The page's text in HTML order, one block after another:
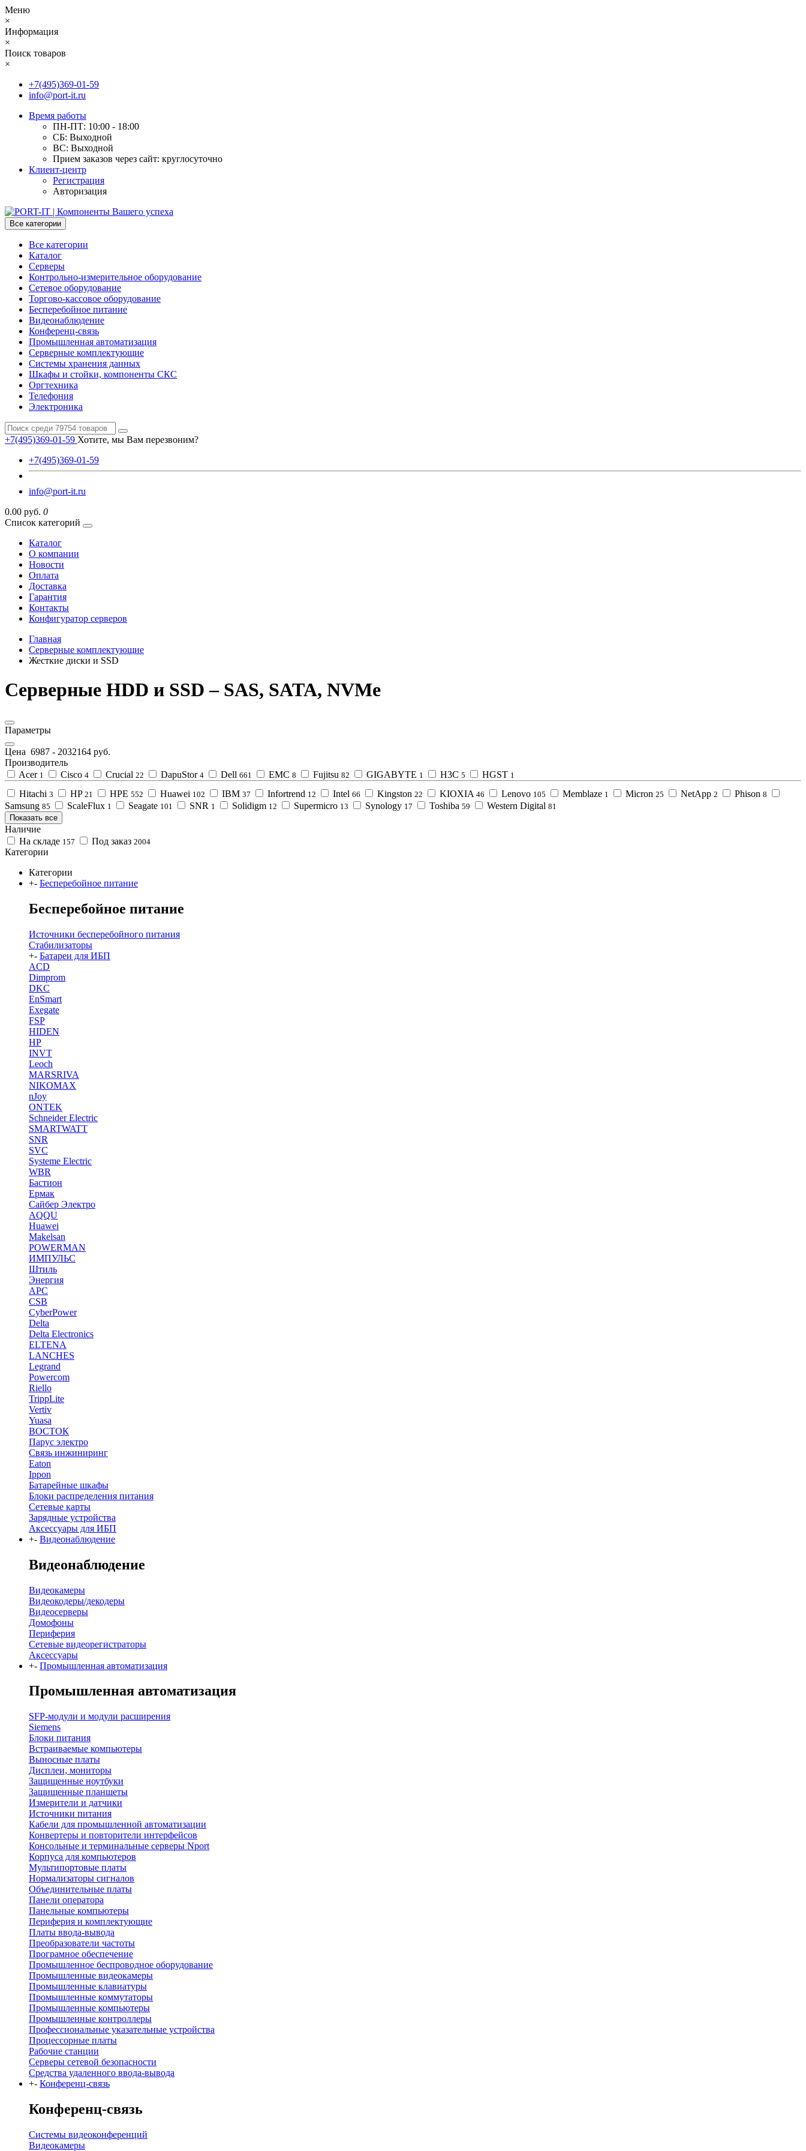
Меню
×
Информация
×
Поиск товаров
×
+7(495)369-01-59
info@port-it.ru
Время работы
ПН-ПТ: 10:00 - 18:00
СБ: Выходной
ВС: Выходной
Прием заказов через сайт: круглосуточно
Клиент-центр
Регистрация
Авторизация
Все категории
Все категории
Каталог
Серверы
Контрольно-измерительное оборудование
Сетевое оборудование
Торгово-кассовое оборудование
Бесперебойное питание
Видеонаблюдение
Конференц-связь
Промышленная автоматизация
Серверные комплектующие
Системы хранения данных
Шкафы и стойки, компоненты СКС
Оргтехника
Телефония
Электроника
+7(495)369-01-59 Хотите, мы Вам перезвоним?
+7(495)369-01-59
info@port-it.ru
0.00 руб. 0
Список категорий
Каталог
О компании
Новости
Оплата
Доставка
Гарантия
Контакты
Конфигуратор серверов
Главная
Серверные комплектующие
Жесткие диски и SSD
Серверные HDD и SSD – SAS, SATA, NVMe
Параметры
Цена 6987 - 2032164 руб.
Производитель
Acer 1 Cisco 4 Crucial 22 DapuStor 4 Dell 661 EMC 8 Fujitsu 82 GIGABYTE 1 H3C 5 HGST 1
Hitachi 3 HP 21 HPE 552 Huawei 102 IBM 37 Infortrend 12 Intel 66 Kingston 22 KIOXIA 46 Lenovo 105 Memblaze 1 Micron 25 NetApp 2 Phison 8
Samsung 85 ScaleFlux 1 Seagate 101 SNR 1 Solidigm 12 Supermicro 13 Synology 17 Toshiba 59 Western Digital 81
Показать все
Наличие
На складе 157 Под заказ 2004
Категории
Категории
+- Бесперебойное питание
Бесперебойное питание
Источники бесперебойного питания
Стабилизаторы
+- Батареи для ИБП
ACD
Dimprom
DKC
EnSmart
Exegate
FSP
HIDEN
HP
INVT
Leoch
MARSRIVA
NIKOMAX
nJoy
ONTEK
Schneider Electric
SMARTWATT
SNR
SVC
Systeme Electric
WBR
Бастион
Ермак
Сайбер Электро
AQQU
Huawei
Makelsan
POWERMAN
ИМПУЛЬС
Штиль
Энергия
APC
CSB
CyberPower
Delta
Delta Electronics
ELTENA
LANCHES
Legrand
Powercom
Riello
TrippLite
Vertiv
Yuasa
ВОСТОК
Парус электро
Связь инжиниринг
Eaton
Ippon
Батарейные шкафы
Блоки распределения питания
Сетевые карты
Зарядные устройства
Аксессуары для ИБП
+- Видеонаблюдение
Видеонаблюдение
Видеокамеры
Видеокодеры/декодеры
Видеосерверы
Домофоны
Периферия
Сетевые видеорегистраторы
Аксессуары
+- Промышленная автоматизация
Промышленная автоматизация
SFP-модули и модули расширения
Siemens
Блоки питания
Встраиваемые компьютеры
Выносные платы
Дисплеи, мониторы
Защищенные ноутбуки
Защищенные планшеты
Измерители и датчики
Источники питания
Кабели для промышленной автоматизации
Конвертеры и повторители интерфейсов
Консольные и терминальные серверы Nport
Корпуса для компьютеров
Мультипортовые платы
Нормализаторы сигналов
Объединительные платы
Панели оператора
Панельные компьютеры
Периферия и комплектующие
Платы ввода-вывода
Преобразователи частоты
Програмное обеспечение
Промышленное беспроводное оборудование
Промышленные видеокамеры
Промышленные клавиатуры
Промышленные коммутаторы
Промышленные компьютеры
Промышленные контроллеры
Профессиональные указательные устройства
Процессорные платы
Рабочие станции
Серверы сетевой безопасности
Средства удаленного ввода-вывода
+- Конференц-связь
Конференц-связь
Системы видеоконференций
Видеокамеры